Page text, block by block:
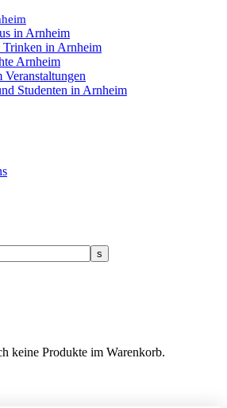
in Arnheim
Trinken in Arnheim
Arnheim
Veranstaltungen
Studenten in Arnheim
keine Produkte im Warenkorb.